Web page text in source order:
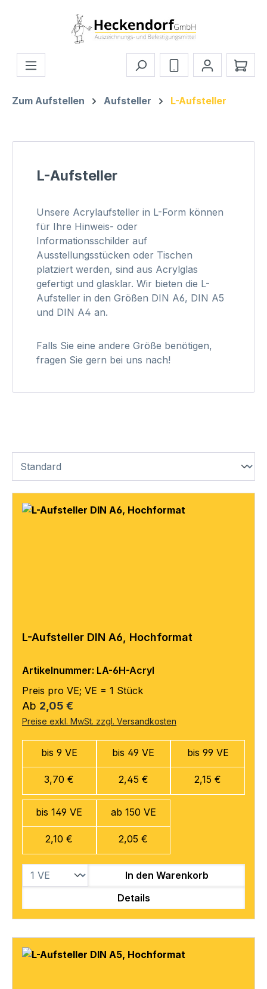
Zum Hauptinhalt springen
Zum Aufstellen Aufsteller L-Aufsteller
L-Aufsteller
Unsere Acrylaufsteller in L-Form können
für Ihre Hinweis- oder
Informationsschilder auf
Ausstellungsstücken oder Tischen
platziert werden, sind aus Acrylglas
gefertigt und glasklar. Wir bieten die L-
Aufsteller in den Größen DIN A6, DIN A5
und DIN A4 an.
Falls Sie eine andere Größe benötigen,
fragen Sie gern bei uns nach!
L-Aufsteller DIN A6, Hochformat
Artikelnummer: LA-6H-Acryl
Preis pro VE; VE = 1 Stück
Regulärer Preis:
Ab 2,05 €
Preise exkl. MwSt. zzgl. Versandkosten
bis 9 VE
3,70 €
bis 49 VE
2,45 €
bis 99 VE
2,15 €
bis 149 VE
2,10 €
ab 150 VE
2,05 €
In den Warenkorb
Details